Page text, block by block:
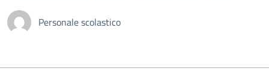
Personale scolastico